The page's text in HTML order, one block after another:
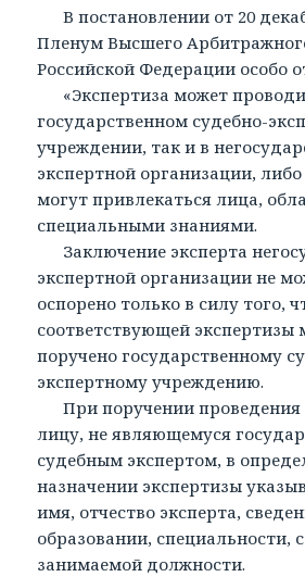
В постановлении от 20
Пленум Высшего
Российской Федерации особо
«Экспертиза может
государственном судебно-
учреждении, так и в
экспертной организации, либо
могут привлекаться лица,
специальными знаниями.
Заключение эксперта
экспертной организации не
оспорено только в силу того,
соответствующей экспертизы
поручено государственному
экспертному учреждению.
При поручении проведения
лицу, не являющемуся
судебным экспертом, в
назначении экспертизы
имя, отчество эксперта,
образовании, специальности,
занимаемой должности.